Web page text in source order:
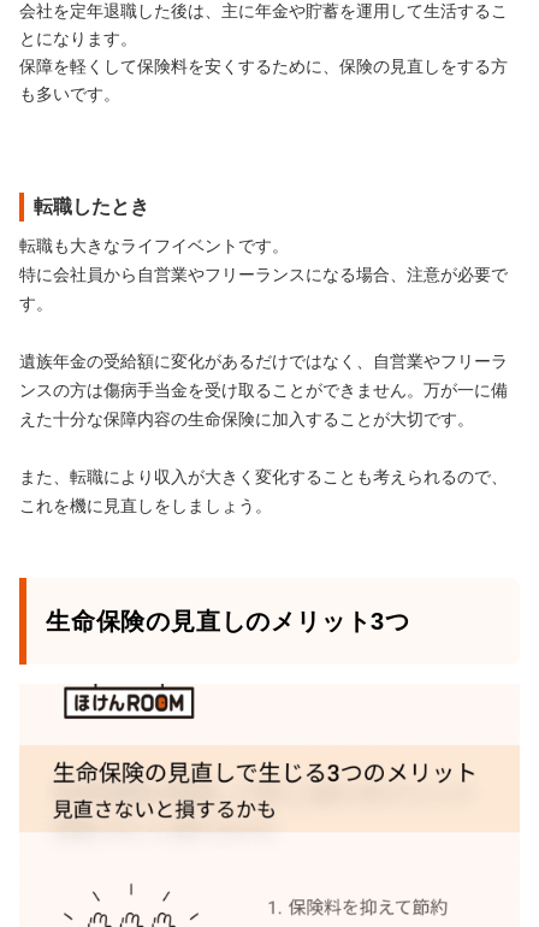
会社を定年退職した後は、主に年金や貯蓄を運用して生活するこ
とになります。
保障を軽くして保険料を安くするために、保険の見直しをする方
も多いです。
転職したとき
転職も大きなライフイベントです。
特に会社員から自営業やフリーランスになる場合、注意が必要で
す。
遺族年金の受給額に変化があるだけではなく、自営業やフリーラ
ンスの方は傷病手当金を受け取ることができません。万が一に備
えた十分な保障内容の生命保険に加入することが大切です。
また、転職により収入が大きく変化することも考えられるので、
これを機に見直しをしましょう。
生命保険の見直しのメリット3つ